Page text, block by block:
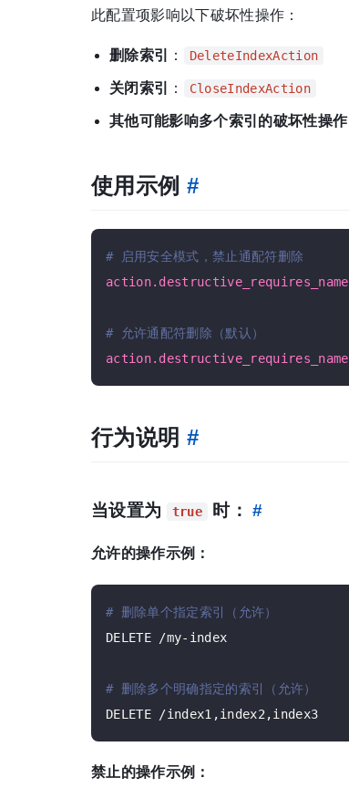
此配置项影响以下破坏性操作：
删除索引 ： DeleteIndexAction
关闭索引 ： CloseIndexAction
其他可能影响多个索引的破坏性操作
使用示例 #
# 启用安全模式，禁止通配符删除
action.destructive_requires_name
# 允许通配符删除（默认）
action.destructive_requires_name
行为说明 #
当设置为 true 时：#
允许的操作示例：
# 删除单个指定索引（允许）
DELETE /my-index
# 删除多个明确指定的索引（允许）
禁止的操作示例：